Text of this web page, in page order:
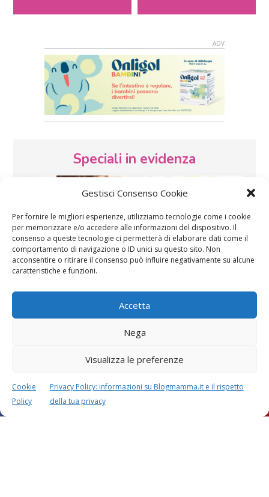
Gestisci Consenso Cookie
Per fornire le migliori esperienze, utilizziamo tecnologie come i cookie
per memorizzare e/o accedere alle informazioni del dispositivo. Il
consenso a queste tecnologie ci permetterà di elaborare dati come il
comportamento di navigazione o ID unici su questo sito. Non
acconsentire o ritirare il consenso può influire negativamente su alcune
caratteristiche e funzioni.
Accetta
Nega
Visualizza le preferenze
Cookie
Policy
Privacy Policy: informazioni su Blogmamma.it e il rispetto
della tua privacy
Speciali in evidenza
Vaccini SOS Pediatra
Festa della mamma:
d’auguri, filastrocche
Le settimane di